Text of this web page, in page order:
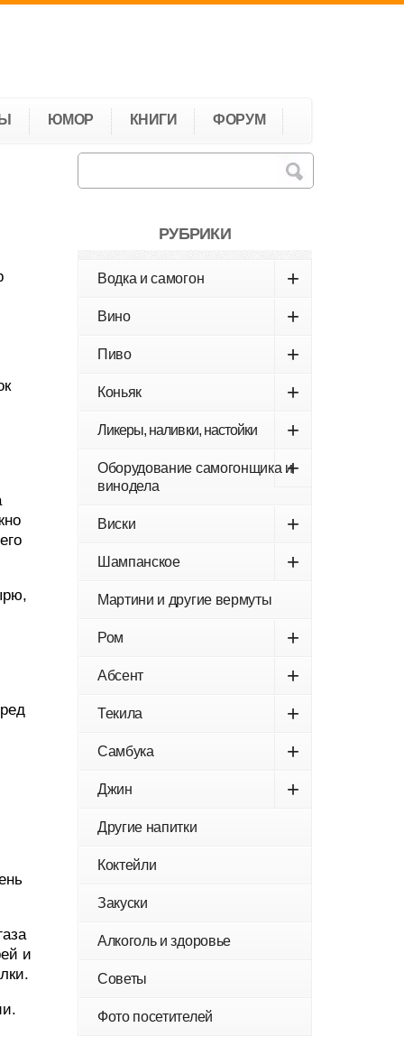
ЮМОР КНИГИ ФОРУМ
и
РУБРИКИ
Водка и самогон +
Вино +
Пиво +
Коньяк +
Ликеры, наливки, настойки +
Оборудование самогонщика и
винодела
+
Виски +
Шампанское +
Мартини и другие вермуты
Ром +
Абсент +
Текила +
Самбука +
Джин +
Другие напитки
Коктейли
Закуски
Алкоголь и здоровье
Советы
Фото посетителей